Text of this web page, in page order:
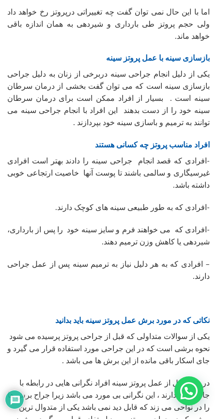
اما با این حال نمی توان گفت چه تغییراتی درپروتز رخ خواهد داد
ولی حجم پروتز طی بارداری و شیردهی به همان اندازه باقی
خواهد ماند.
بازسازی سینه با عمل پروتز سینه
یکی از دلیل انجام جراحی سینه دربرخی از زنان به دلیل جراحی
بازسازی سینه است که می توان گفت بخشی از درمان سرطان
سینه است . بسیار از افراد ممکن است برای درمان سرطان
سینه خود را از دست بدهند این افراد با انجام جراحی سینه می
توانند به ترمیم و باسازی سینه خود بپردازند .
افراد مناسب پروتز چه کسانی هستند
-افرادی که قصد انجام جراحی سینه را دادند بهتر است افرادی
غیرسیگاری و سالمی باشند تا پوست آنها خاصیت ارتجاعی خوبی
داشته باشد.
-افرادی که به طور طبیعی سینه های کوچک دارند.
-افرادی که می خواهند فرم و سایز سینه خود را پس از بارداری،
شیردهی یا کاهش وزن ترمیم دهند.
– افرادی که به هر دلیل نیاز به ترمیم سینه پس از عمل جراحی
دارند.
نکاتی که در مورد برش عمل پروتز سینه باید بدانید
یکی از سوالات متداولی که قبل از جراحی پروتز پرسیده می شود
نحوه برشی است که در این جراحی مورد استفاده قرار می گیرد و
جای اسکار باقی مانده از این برش ها می باشد .
در واقع قبل از عمل پروتز سینه افراد نگرانی هایی در رابطه با
جای برش دارند ، این نگرانی بی مورد می باشد زیرا جراح برش ها
را در نواحی می زند که قابل دید نمی باشد یکی از متدوال ترین